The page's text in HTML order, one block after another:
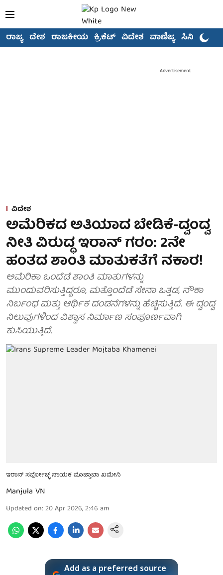
ರಾಜ್ಯ ದೇಶ ರಾಜಕೀಯ ಕ್ರಿಕೆಟ್ ವಿದೇಶ ವಾಣಿಜ್ಯ ಸಿನಿಮಾ
Advertisement
ವಿದೇಶ
ಅಮೆರಿಕದ ಅತಿಯಾದ ಬೇಡಿಕೆ-ದ್ವಂದ್ವ
ನೀತಿ ವಿರುದ್ಧ ಇರಾನ್ ಗರಂ: 2ನೇ
ಹಂತದ ಶಾಂತಿ ಮಾತುಕತೆಗೆ ನಕಾರ!
ಅಮೆರಿಕಾ ಒಂದೆಡೆ ಶಾಂತಿ ಮಾತುಗಳನ್ನು
ಮುಂದುವರಿಸುತ್ತಿದ್ದರೂ, ಮತ್ತೊಂದೆಡೆ ಸೇನಾ ಒತ್ತಡ, ನೌಕಾ
ನಿರ್ಬಂಧ ಮತ್ತು ಆರ್ಥಿಕ ದಂಡನೆಗಳನ್ನು ಹೆಚ್ಚಿಸುತ್ತಿದೆ. ಈ ದ್ವಂದ್ವ
ನಿಲುವುಗಳಿಂದ ವಿಶ್ವಾಸ ನಿರ್ಮಾಣ ಸಂಪೂರ್ಣವಾಗಿ
ಕುಸಿಯುತ್ತಿದೆ.
ಇರಾನ್ ಸರ್ವೋಚ್ಛ ನಾಯಕ ಮೊಜ್ತಾಬಾ ಖಮೇನಿ
Manjula VN
Updated on: 20 Apr 2026, 2:46 am
Add as a preferred source